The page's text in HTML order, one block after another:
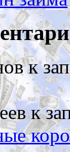
к
к